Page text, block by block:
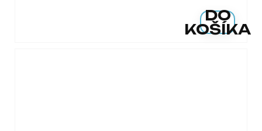
DO
KOŠÍKA